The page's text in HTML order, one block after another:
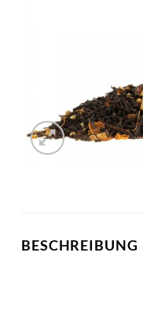
BESCHREIBUNG